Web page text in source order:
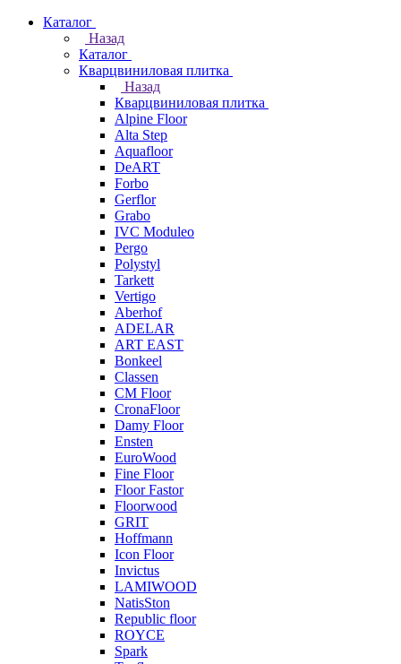
Каталог
Назад
Каталог
Кварцвиниловая плитка
Назад
Кварцвиниловая плитка
Alpine Floor
Alta Step
Aquafloor
DeART
Forbo
Gerflor
Grabo
IVC Moduleo
Pergo
Polystyl
Tarkett
Vertigo
Aberhof
ADELAR
ART EAST
Bonkeel
Classen
CM Floor
CronaFloor
Damy Floor
Ensten
EuroWood
Fine Floor
Floor Fastor
Floorwood
GRIT
Hoffmann
Icon Floor
Invictus
LAMIWOOD
NatisSton
Republic floor
ROYCE
Spark